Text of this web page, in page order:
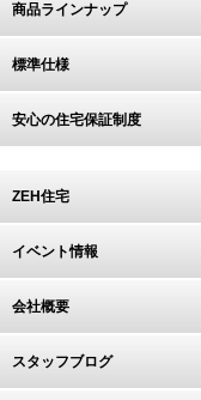
商品ラインナップ
標準仕様
安心の住宅保証制度
ZEH住宅
イベント情報
会社概要
スタッフブログ